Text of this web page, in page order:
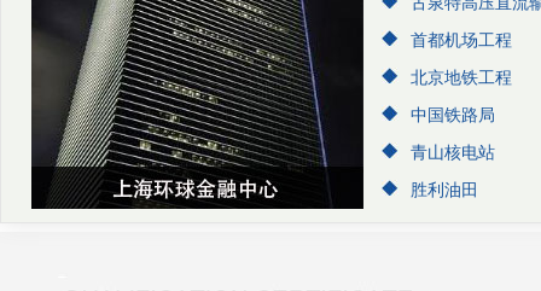
首都机场工程
北京地铁工程
中国铁路局
青山核电站
胜利油田